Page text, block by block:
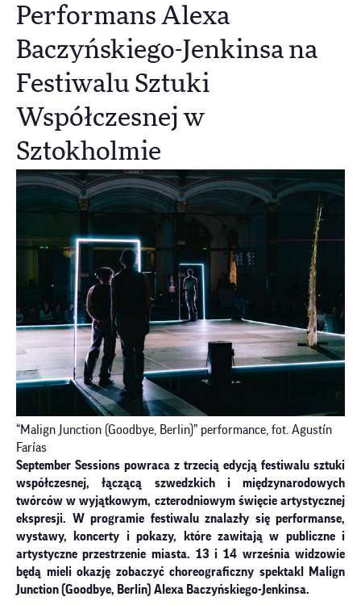
Performans Alexa
Baczyńskiego-Jenkinsa na
Festiwalu Sztuki
Współczesnej w
Sztokholmie
“Malign Junction (Goodbye, Berlin)” performance, fot. Agustín
Farías
September Sessions powraca z trzecią edycją festiwalu sztuki
współczesnej, łączącą szwedzkich i międzynarodowych
twórców w wyjątkowym, czterodniowym święcie artystycznej
ekspresji. W programie festiwalu znalazły się performanse,
wystawy, koncerty i pokazy, które zawitają w publiczne i
artystyczne przestrzenie miasta. 13 i 14 września widzowie
będą mieli okazję zobaczyć choreograficzny spektakl
Malign
Junction (Goodbye, Berlin) Alexa Baczyńskiego-Jenkinsa.